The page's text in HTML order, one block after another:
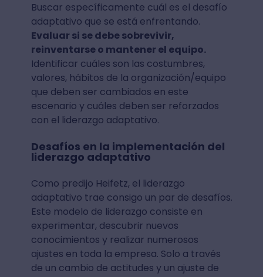
Buscar específicamente cuál es el desafío
adaptativo que se está enfrentando.
Evaluar si se debe sobrevivir,
reinventarse o mantener el equipo.
Identificar cuáles son las costumbres,
valores, hábitos de la organización/equipo
que deben ser cambiados en este
escenario y cuáles deben ser reforzados
con el liderazgo adaptativo.
Desafíos en la implementación del
liderazgo adaptativo
Como predijo Heifetz, el liderazgo
adaptativo trae consigo un par de desafíos.
Este modelo de liderazgo consiste en
experimentar, descubrir nuevos
conocimientos y realizar numerosos
ajustes en toda la empresa. Solo a través
de un cambio de actitudes y un ajuste de